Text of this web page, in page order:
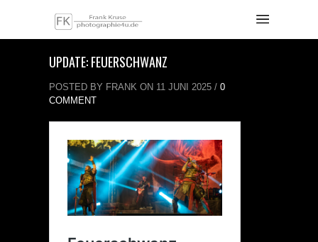
UPDATE: FEUERSCHWANZ
POSTED BY FRANK ON 11 JUNI 2025 / 0
COMMENT